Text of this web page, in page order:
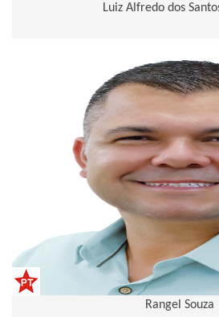
Luiz Alfredo dos
Rangel Souza